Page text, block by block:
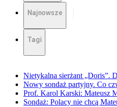
Najnowsze
Tagi
Nietykalna sierżant „Doris”.
Nowy sondaż partyjny. Co
Prof. Karol Karski: Mateusz
Sondaż: Polacy nie chcą